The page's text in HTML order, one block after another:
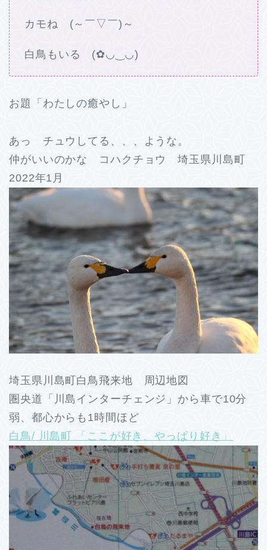
カモね (～￣▽￣)～
白鳥もいる (✿◡‿◡)
お題「わたしの癒やし」
あっ チュウしてる、、、ような。
仲がいいのかな コハクチョウ 埼玉県川島町
2022年1月
埼玉県川島町白鳥飛来地 周辺地図
圏央道「川島インターチェンジ」から車で10分
弱、都心からも1時間ほど
白鳥/ 川島町 「ここが好き、やっぱり好き」